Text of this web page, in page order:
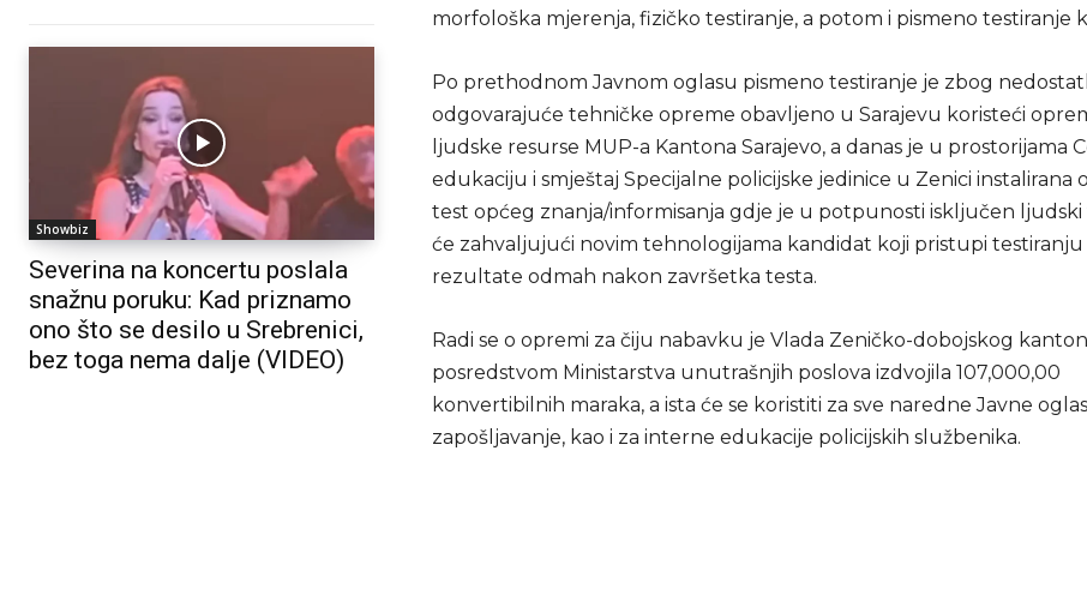
Showbiz
Severina na koncertu poslala
snažnu poruku: Kad priznamo
ono što se desilo u Srebrenici,
bez toga nema dalje (VIDEO)
morfološka mjerenja, fizičko testiranje, a potom i pismeno testiranje
Po prethodnom Javnom oglasu pismeno testiranje je zbog
odgovarajuće tehničke opreme obavljeno u Sarajevu koristeći
ljudske resurse MUP-a Kantona Sarajevo, a danas je u prostorijama
edukaciju i smještaj Specijalne policijske jedinice u Zenici instalirana
test općeg znanja/informisanja gdje je u potpunosti isključen
će zahvaljujući novim tehnologijama kandidat koji pristupi testiranju
rezultate odmah nakon završetka testa.
Radi se o opremi za čiju nabavku je Vlada Zeničko-dobojskog
posredstvom Ministarstva unutrašnjih poslova izdvojila 107,000,00
konvertibilnih maraka, a ista će se koristiti za sve naredne Javne
zapošljavanje, kao i za interne edukacije policijskih službenika.